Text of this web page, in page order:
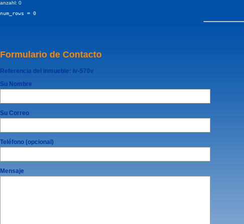
anzahl: 0
num_rows = 0
Formulario de Contacto
Referencia del inmueble: lv-570v
Su Nombre
Su Correo
Teléfono (opcional)
Mensaje